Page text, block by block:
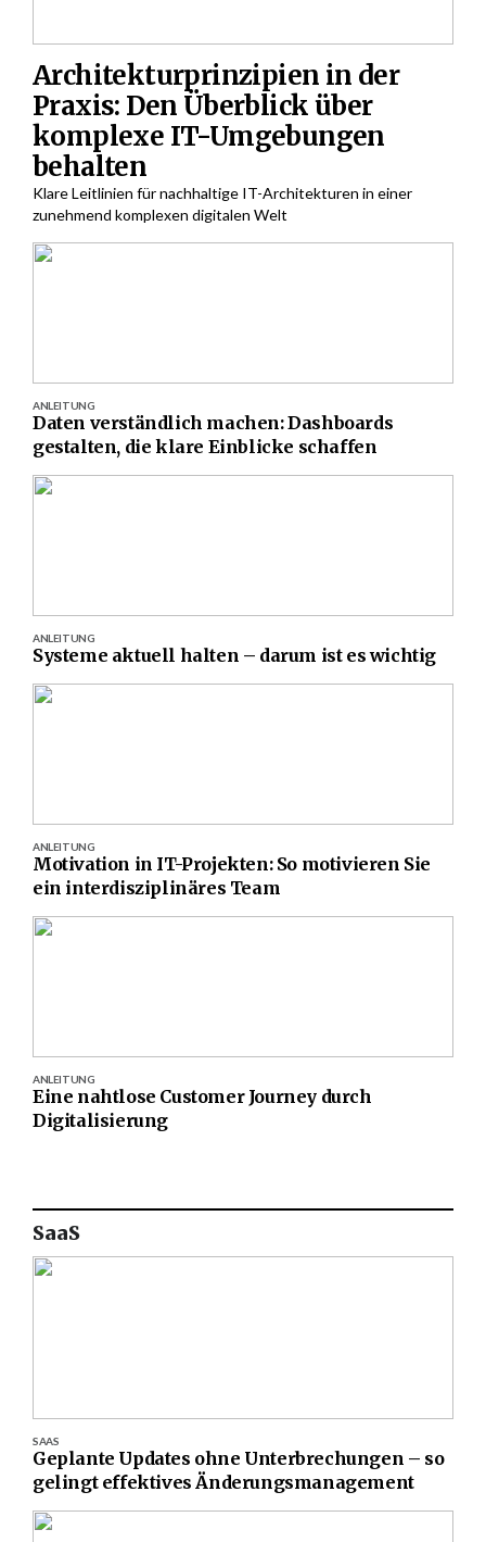
Architekturprinzipien in der
Praxis: Den Überblick über
komplexe IT-Umgebungen
behalten
Klare Leitlinien für nachhaltige IT-Architekturen in einer
zunehmend komplexen digitalen Welt
Daten verständlich machen: Dashboards
gestalten, die klare Einblicke schaffen
ANLEITUNG
Systeme aktuell halten – darum ist es wichtig
ANLEITUNG
Motivation in IT-Projekten: So motivieren Sie
ein interdisziplinäres Team
ANLEITUNG
Eine nahtlose Customer Journey durch
Digitalisierung
ANLEITUNG
SaaS
Geplante Updates ohne Unterbrechungen – so
gelingt effektives Änderungsmanagement
SAAS